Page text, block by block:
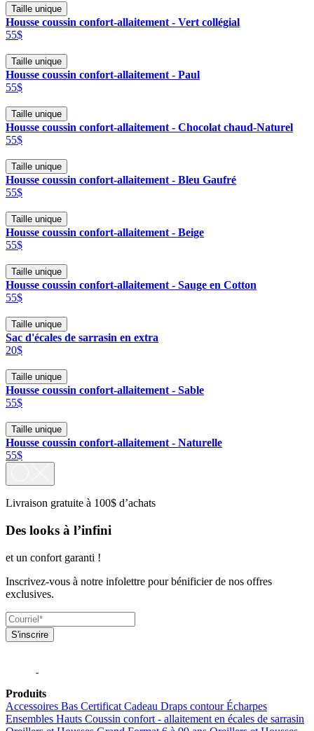
Taille unique
Housse coussin confort-allaitement - Vert collégial
55$
Taille unique
Housse coussin confort-allaitement - Paul
55$
Taille unique
Housse coussin confort-allaitement - Chocolat chaud-Naturel
55$
Taille unique
Housse coussin confort-allaitement - Bleu Gaufré
55$
Taille unique
Housse coussin confort-allaitement - Beige
55$
Taille unique
Housse coussin confort-allaitement - Sauge en Cotton
55$
Taille unique
Sac d'écales de sarrasin en extra
20$
Taille unique
Housse coussin confort-allaitement - Sable
55$
Taille unique
Housse coussin confort-allaitement - Naturelle
55$
Livraison gratuite à 100$ d’achats
Des looks à l’infini
et un confort garanti !
Inscrivez-vous à notre infolettre pour bénificier de nos offres
exclusives.
S'inscrire
Produits
Accessoires Bas Certificat Cadeau Draps contour Écharpes
Ensembles Hauts Coussin confort - allaitement en écales de sarrasin